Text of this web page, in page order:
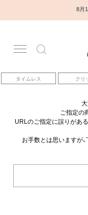
8月
タイムレス クリ
アカウント
アイテム
ベストセラー
コレクション
ご指定の
URLのご指定に誤りがあ
お手数とは思いますが